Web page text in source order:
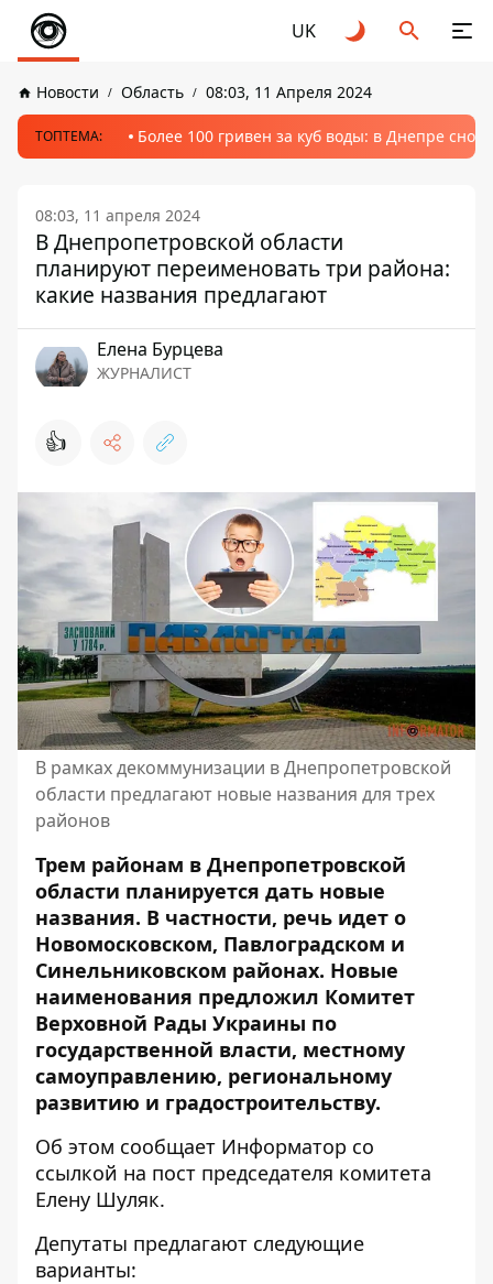
UK
Новости Область 08:03, 11 Апреля 2024
ТОПТЕМА: Более 100 гривен за куб воды: в Днепре
08:03, 11 апреля 2024
В Днепропетровской области
планируют переименовать три района:
какие названия предлагают
Елена Бурцева
ЖУРНАЛИСТ
👍
В рамках декоммунизации в Днепропетровской
области предлагают новые названия для трех
районов
Трем районам в Днепропетровской
области планируется дать новые
названия. В частности, речь идет о
Новомосковском, Павлоградском и
Синельниковском районах. Новые
наименования предложил Комитет
Верховной Рады Украины по
государственной власти, местному
самоуправлению, региональному
развитию и градостроительству.
Об этом сообщает Информатор со
ссылкой на пост председателя комитета
Елену Шуляк.
Депутаты предлагают следующие
варианты: